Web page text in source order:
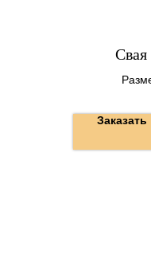
Заказать